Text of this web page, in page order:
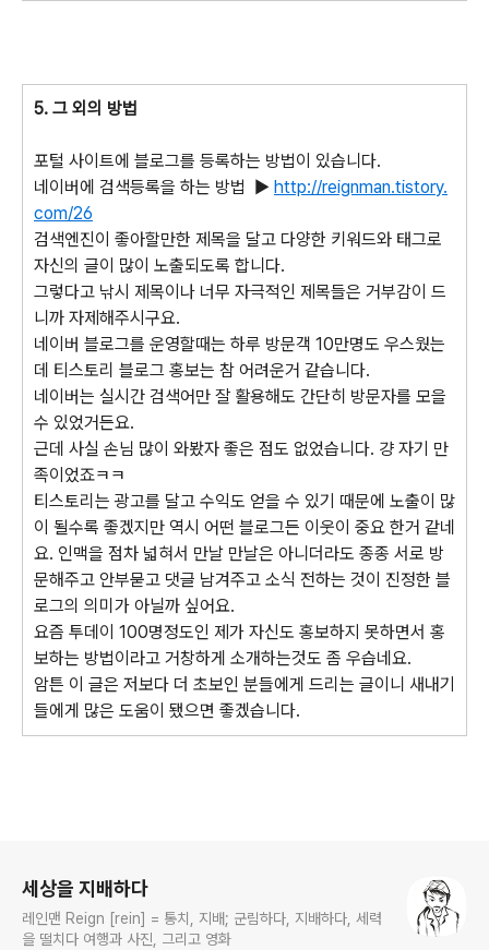
5. 그 외의 방법
포털 사이트에 블로그를 등록하는 방법이 있습니다.
네이버에 검색등록을 하는 방법 ▶ http://reignman.tistory.
com/26
검색엔진이 좋아할만한 제목을 달고 다양한 키워드와 태그로
자신의 글이 많이 노출되도록 합니다.
그렇다고 낚시 제목이나 너무 자극적인 제목들은 거부감이 드
니까 자제해주시구요.
네이버 블로그를 운영할때는 하루 방문객 10만명도 우스웠는
데 티스토리 블로그 홍보는 참 어려운거 같습니다.
네이버는 실시간 검색어만 잘 활용해도 간단히 방문자를 모을
수 있었거든요.
근데 사실 손님 많이 와봤자 좋은 점도 없었습니다. 걍 자기 만
족이었죠ㅋㅋ
티스토리는 광고를 달고 수익도 얻을 수 있기 때문에 노출이 많
이 될수록 좋겠지만 역시 어떤 블로그든 이웃이 중요 한거 같네
요. 인맥을 점차 넓혀서 만날 만날은 아니더라도 종종 서로 방
문해주고 안부묻고 댓글 남겨주고 소식 전하는 것이 진정한 블
로그의 의미가 아닐까 싶어요.
요즘 투데이 100명정도인 제가 자신도 홍보하지 못하면서 홍
보하는 방법이라고 거창하게 소개하는것도 좀 우습네요.
암튼 이 글은 저보다 더 초보인 분들에게 드리는 글이니 새내기
들에게 많은 도움이 됐으면 좋겠습니다.
세상을 지배하다
레인맨 Reign [rein] = 통치, 지배; 군림하다, 지배하다, 세력
을 떨치다 여행과 사진, 그리고 영화